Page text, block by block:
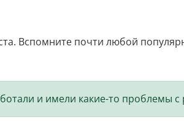
Вспомните почти любой
и имели какие-то проблемы с